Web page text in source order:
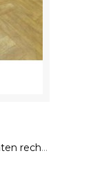
Bremssattel Toyota Avensis hinten rechts Beifahrerseite Y01340